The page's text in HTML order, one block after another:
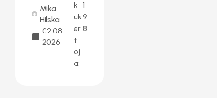
Mika
Hilska
02.08.
2026
k
uk
er
t
oj
a:
1
9
8